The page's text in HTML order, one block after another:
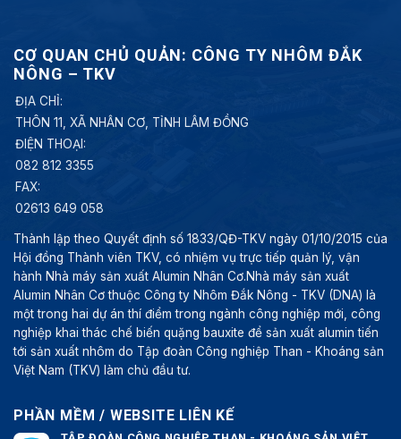
CƠ QUAN CHỦ QUẢN: CÔNG TY NHÔM ĐẮK
NÔNG – TKV
ĐỊA CHỈ:
THÔN 11, XÃ NHÂN CƠ, TỈNH LÂM ĐỒNG
ĐIỆN THOẠI:
082 812 3355
FAX:
02613 649 058
Thành lập theo Quyết định số 1833/QĐ-TKV ngày 01/10/2015 của
Hội đồng Thành viên TKV, có nhiệm vụ trực tiếp quản lý, vận
hành Nhà máy sản xuất Alumin Nhân Cơ.Nhà máy sản xuất
Alumin Nhân Cơ thuộc Công ty Nhôm Đắk Nông - TKV (DNA) là
một trong hai dự án thí điểm trong ngành công nghiệp mới, công
nghiệp khai thác chế biến quặng bauxite để sản xuất alumin tiến
tới sản xuất nhôm do Tập đoàn Công nghiệp Than - Khoáng sản
Việt Nam (TKV) làm chủ đầu tư.
PHẦN MỀM / WEBSITE LIÊN KẾ